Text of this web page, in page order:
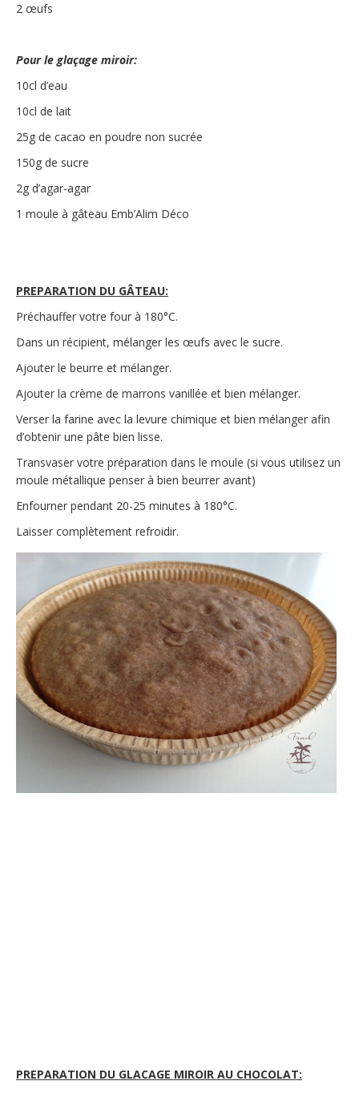
2 œufs
Pour le glaçage miroir:
10cl d’eau
10cl de lait
25g de cacao en poudre non sucrée
150g de sucre
2g d’agar-agar
1 moule à gâteau Emb’Alim Déco
PREPARATION DU GÂTEAU:
Préchauffer votre four à 180°C.
Dans un récipient, mélanger les œufs avec le sucre.
Ajouter le beurre et mélanger.
Ajouter la crème de marrons vanillée et bien mélanger.
Verser la farine avec la levure chimique et bien mélanger afin
d’obtenir une pâte bien lisse.
Transvaser votre préparation dans le moule (si vous utilisez un
moule métallique penser à bien beurrer avant)
Enfourner pendant 20-25 minutes à 180°C.
Laisser complètement refroidir.
PREPARATION DU GLACAGE MIROIR AU CHOCOLAT: